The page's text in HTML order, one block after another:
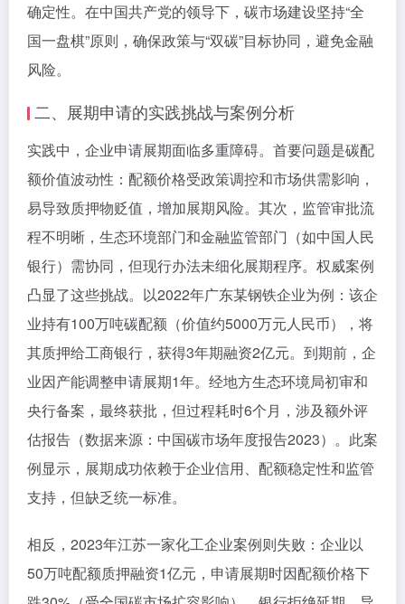
确定性。在中国共产党的领导下，碳市场建设坚持“全
国一盘棋”原则，确保政策与“双碳”目标协同，避免金融
风险。
二、展期申请的实践挑战与案例分析
实践中，企业申请展期面临多重障碍。首要问题是碳配
额价值波动性：配额价格受政策调控和市场供需影响，
易导致质押物贬值，增加展期风险。其次，监管审批流
程不明晰，生态环境部门和金融监管部门（如中国人民
银行）需协同，但现行办法未细化展期程序。权威案例
凸显了这些挑战。以2022年广东某钢铁企业为例：该企
业持有100万吨碳配额（价值约5000万元人民币），将
其质押给工商银行，获得3年期融资2亿元。到期前，企
业因产能调整申请展期1年。经地方生态环境局初审和
央行备案，最终获批，但过程耗时6个月，涉及额外评
估报告（数据来源：中国碳市场年度报告2023）。此案
例显示，展期成功依赖于企业信用、配额稳定性和监管
支持，但缺乏统一标准。
相反，2023年江苏一家化工企业案例则失败：企业以
50万吨配额质押融资1亿元，申请展期时因配额价格下